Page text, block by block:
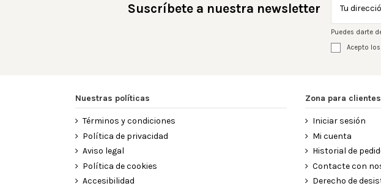
Suscríbete a nuestra newsletter
Puedes darte
Acepto los
Nuestras políticas
Términos y condiciones
Política de privacidad
Aviso legal
Política de cookies
Accesibilidad
Zona para clientes
Iniciar sesión
Mi cuenta
Historial de
Contacte con
Derecho de